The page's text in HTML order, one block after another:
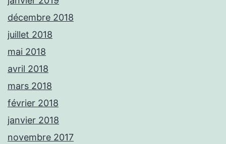
décembre 2018
juillet 2018
mai 2018
avril 2018
mars 2018
février 2018
janvier 2018
novembre 2017